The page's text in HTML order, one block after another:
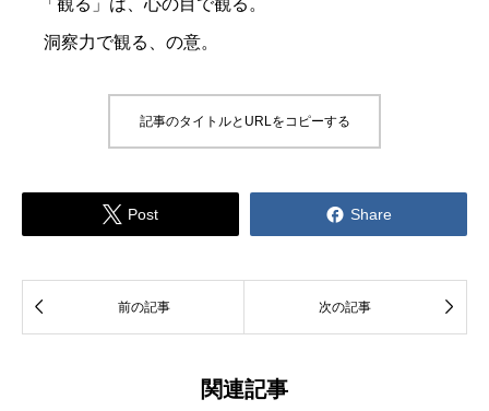
洞察力で観る、の意。
記事のタイトルとURLをコピーする
 Post  Share
 前の記事 次の記事 
関連記事